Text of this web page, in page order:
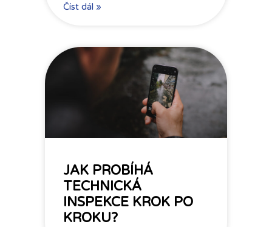
Číst dál »
JAK PROBÍHÁ
TECHNICKÁ
INSPEKCE KROK PO
KROKU?